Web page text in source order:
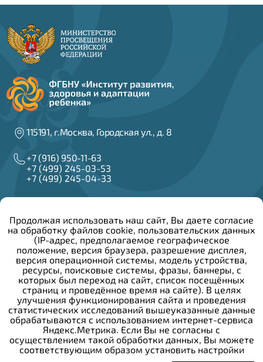
115191, г.Москва, Городская ул., д. 8
+7 (916) 950-11-63
+7 (499) 245-03-53
+7 (499) 245-04-33
info@irzar.ru
Написать руководителю
Сведения об образовательной организации
Конкурсы и вакансии
Закупочная деятельность
Политика конфиденциальности
Противодействие коррупции
Общероссийский детский телефон доверия:
+7 (800) 200-01-22
Продолжая использовать наш сайт, Вы даете согласие
на обработку файлов cookie, пользовательских данных
(IP-адрес, предполагаемое географическое
положение, версия браузера, разрешение дисплея,
версия операционной системы, модель устройства,
ресурсы, поисковые системы, фразы, баннеры, с
которых был переход на сайт, список посещённых
страниц и проведённое время на сайте). В целях
улучшения функционирования сайта и проведения
статистических исследований вышеуказанные данные
обрабатываются с использованием интернет-сервиса
Яндекс.Метрика. Если Вы не согласны с
осуществлением такой обработки данных, Вы можете
соответствующим образом установить настройки